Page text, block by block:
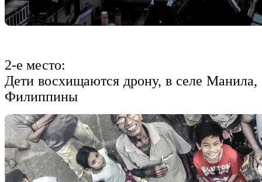
2-е место:
Дети восхищаются дрону, в селе Манила,
Филиппины